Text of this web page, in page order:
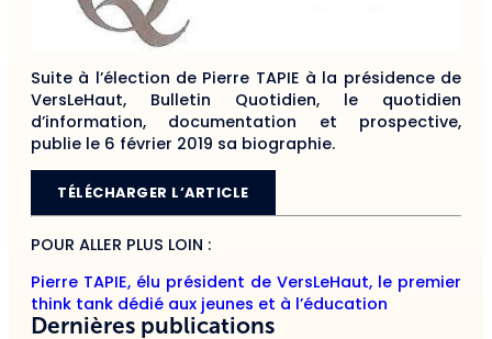
Suite à l’élection de Pierre TAPIE à la présidence de
VersLeHaut, Bulletin Quotidien, le quotidien
d’information, documentation et prospective,
publie le 6 février 2019 sa biographie.
TÉLÉCHARGER L’ARTICLE
POUR ALLER PLUS LOIN :
Pierre TAPIE, élu président de VersLeHaut, le premier
think tank dédié aux jeunes et à l’éducation
Dernières publications